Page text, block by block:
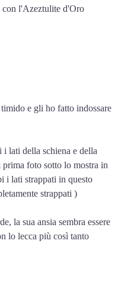
con l'Azeztulite d'Oro
e gli ho fatto indossare
i lati della schiena e della
foto sotto lo mostra in
i lati strappati in questo
strappati )
la sua ansia sembra essere
lo lecca più così tanto